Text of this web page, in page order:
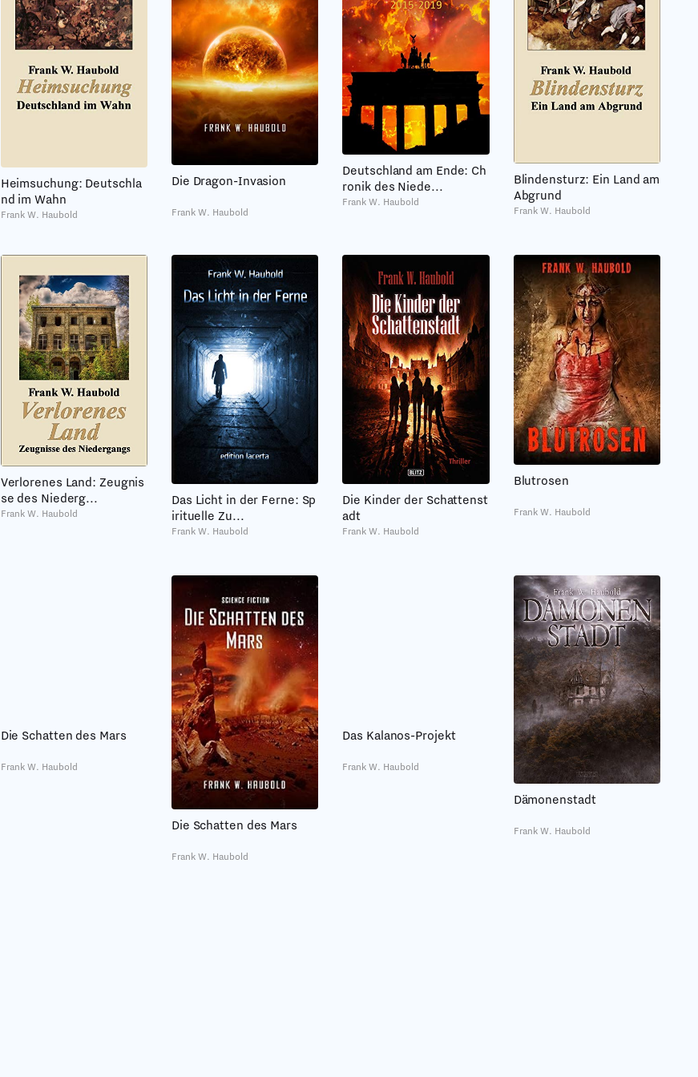
Heimsuchung: Deutschla
nd im Wahn
Frank W. Haubold
Die Dragon-Invasion
Frank W. Haubold
Deutschland am Ende: Ch
ronik des Niede...
Frank W. Haubold
Blindensturz: Ein Land am
Abgrund
Frank W. Haubold
Verlorenes Land: Zeugnis
se des Niederg...
Frank W. Haubold
Das Licht in der Ferne: Sp
irituelle Zu...
Frank W. Haubold
Die Kinder der Schattenst
adt
Frank W. Haubold
Blutrosen
Frank W. Haubold
Die Schatten des Mars
Frank W. Haubold
Die Schatten des Mars
Frank W. Haubold
Das Kalanos-Projekt
Frank W. Haubold
Dämonenstadt
Frank W. Haubold